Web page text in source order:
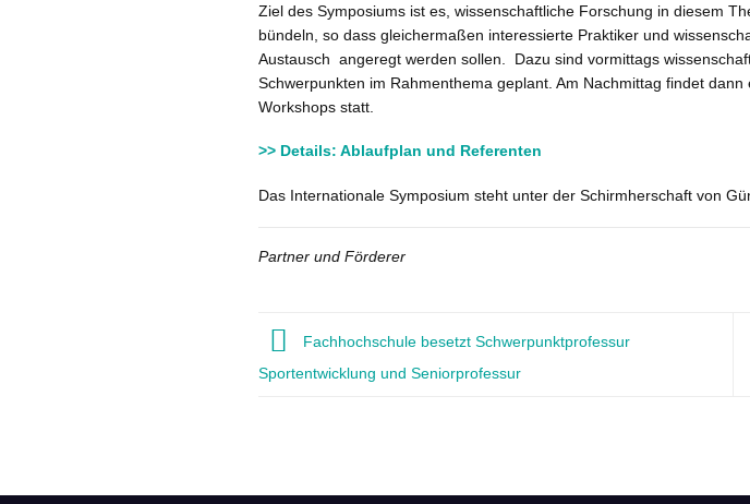
Ziel des Symposiums ist es, wissenschaftliche Forschung in diesem
bündeln, so dass gleichermaßen interessierte Praktiker und
Austausch angeregt werden sollen. Dazu sind vormittags
Schwerpunkten im Rahmenthema geplant. Am Nachmittag findet
Workshops statt.
>> Details: Ablaufplan und Referenten
Das Internationale Symposium steht unter der Schirmherschaft von
Partner und Förderer
Fachhochschule besetzt Schwerpunktprofessur
Sportentwicklung und Seniorprofessur